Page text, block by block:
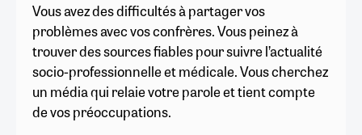
Vous avez des difficultés à partager vos
problèmes avec vos confrères. Vous peinez à
trouver des sources fiables pour suivre l’actualité
socio-professionnelle et médicale. Vous cherchez
un média qui relaie votre parole et tient compte
de vos préoccupations.